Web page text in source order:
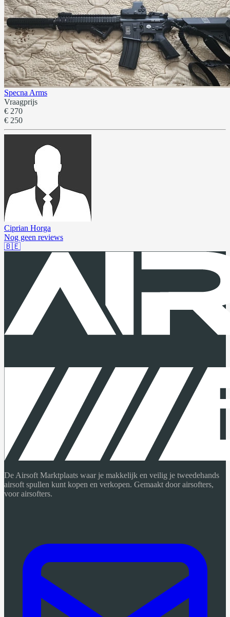
Specna Arms
Vraagprijs
€ 270
€ 250
Ciprian Horga
Nog geen reviews
🇧🇪
De Airsoft Marktplaats waar je makkelijk en veilig je tweedehands
airsoft spullen kunt kopen en verkopen. Gemaakt door airsofters,
voor airsofters.